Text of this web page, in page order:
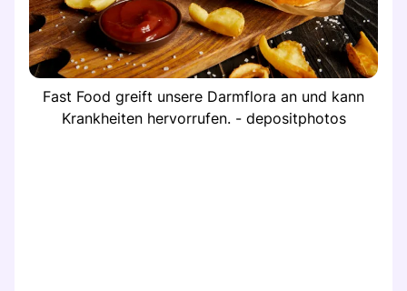
Fast Food greift unsere Darmflora an und kann
Krankheiten hervorrufen. - depositphotos